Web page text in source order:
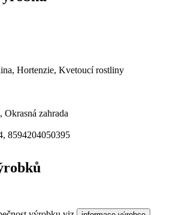
Hortenzie, Kvetoucí rostliny
Okrasná zahrada
8594204050395